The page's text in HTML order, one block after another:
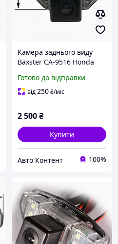
Камера заднього виду
Baxster CA-9516 Honda
2008+
Готово до відправки
від250₴/міс
2 500₴
Купити
Авто Контент 100%